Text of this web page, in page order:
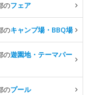
のフェア
のキャンプ場・BBQ場
の遊園地・テーマパー
のプール